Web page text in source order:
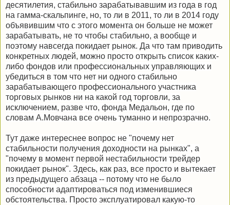
десятилетия, стабильно зарабатывавшим из года в год
на гамма-скальпинге, но, то ли в 2011, то ли в 2014 году
объявившим что с этого момента он больше не может
зарабатывать, не то чтобы стабильно, а вообще и
поэтому навсегда покидает рынок. Да что там приводить
конкретных людей, можно просто открыть список каких-
либо фондов или профессиональных управляющих и
убедиться в том что нет ни одного стабильно
зарабатывающего профессионального участника
торговых рынков ни на какой год торговли, за
исключением, разве что, фонда Медальон, где по
словам А.Мовчана все очень туманно и непрозрачно.
Тут даже интереснее вопрос не "почему нет
стабильности получения доходности на рынках", а
"почему в момент первой нестабильности трейдер
покидает рынок". Здесь, как раз, все просто и вытекает
из предыдущего абзаца -- потому что не было
способности адаптироваться под изменившиеся
обстоятельства. Просто эксплуатировал какую-то